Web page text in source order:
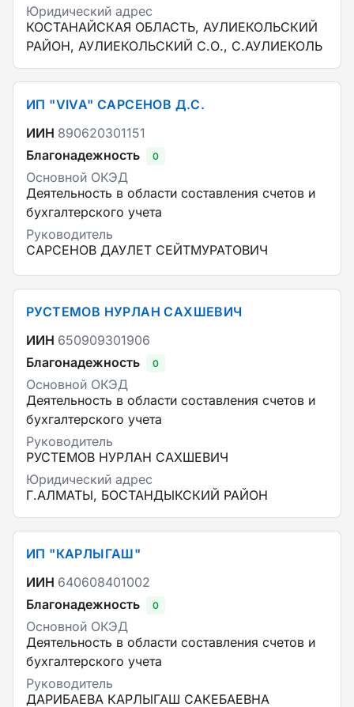
Юридический адрес
КОСТАНАЙСКАЯ ОБЛАСТЬ, АУЛИЕКОЛЬСКИЙ
РАЙОН, АУЛИЕКОЛЬСКИЙ С.О., С.АУЛИЕКОЛЬ
ИП "VIVA" САРСЕНОВ Д.С.
ИИН 890620301151
Благонадежность
0
Основной ОКЭД
Деятельность в области составления счетов и
бухгалтерского учета
Руководитель
САРСЕНОВ ДАУЛЕТ СЕЙТМУРАТОВИЧ
РУСТЕМОВ НУРЛАН САХШЕВИЧ
ИИН 650909301906
Благонадежность
0
Основной ОКЭД
Деятельность в области составления счетов и
бухгалтерского учета
Руководитель
РУСТЕМОВ НУРЛАН САХШЕВИЧ
Юридический адрес
Г.АЛМАТЫ, БОСТАНДЫКСКИЙ РАЙОН
ИП "КАРЛЫГАШ"
ИИН 640608401002
Благонадежность
0
Основной ОКЭД
Деятельность в области составления счетов и
бухгалтерского учета
Руководитель
ДАРИБАЕВА КАРЛЫГАШ САКЕБАЕВНА